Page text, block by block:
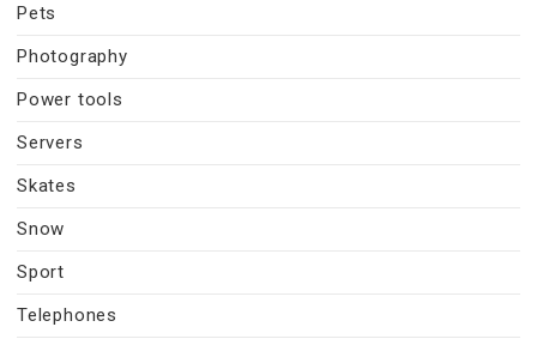
Pets
Photography
Power tools
Servers
Skates
Snow
Sport
Telephones